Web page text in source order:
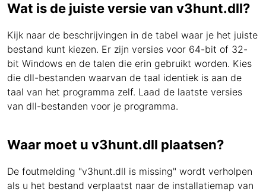
Wat is de juiste versie van v3hunt.dll?
Kijk naar de beschrijvingen in de tabel waar je het juiste
bestand kunt kiezen. Er zijn versies voor 64-bit of 32-
bit Windows en de talen die erin gebruikt worden. Kies
die dll-bestanden waarvan de taal identiek is aan de
taal van het programma zelf. Laad de laatste versies
van dll-bestanden voor je programma.
Waar moet u v3hunt.dll plaatsen?
De foutmelding "v3hunt.dll is missing" wordt verholpen
als u het bestand verplaatst naar de installatiemap van